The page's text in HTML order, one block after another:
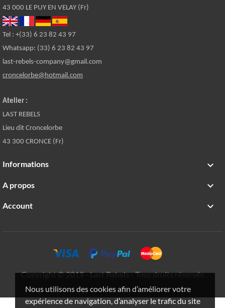
Nous utilisons des cookies afin d’améliorer votre
expérience de navigation, d’analyser le trafic du site
43 000 LE PUY EN VELAY (Fr)
Tel : +(33) 6 23 82 43 97
Whatsapp: (33) 6 23 82 43 97
last-rebels-company@gmail.com
croncelorbe@hotmail.com
Atelier :
LAST REBELS
Lieu dit Croncelorbe
43 300 CRONCE (Fr)
Informations 
A propos 
Account 
Copyright © 2019 - Last Rebels - Tous droits réservés